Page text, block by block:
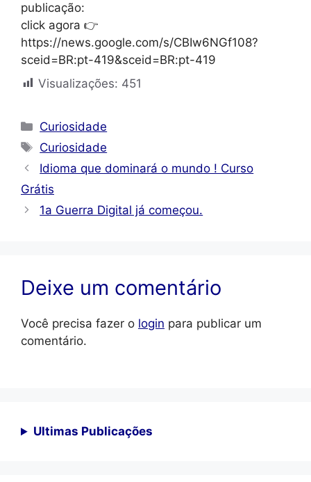
publicação:
click agora 👉
https://news.google.com/s/CBIw6NGf108?
sceid=BR:pt-419&sceid=BR:pt-419
Visualizações: 451
Categorias
Curiosidade
Tags
Curiosidade
Idioma que dominará o mundo ! Curso
Grátis
1a Guerra Digital já começou.
Deixe um comentário
Você precisa fazer o login para publicar um
comentário.
Ultimas Publicações